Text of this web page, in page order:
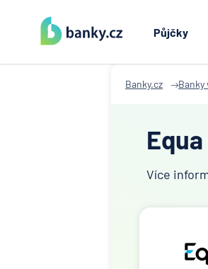
Půjčky
Banky.cz Banky
Více